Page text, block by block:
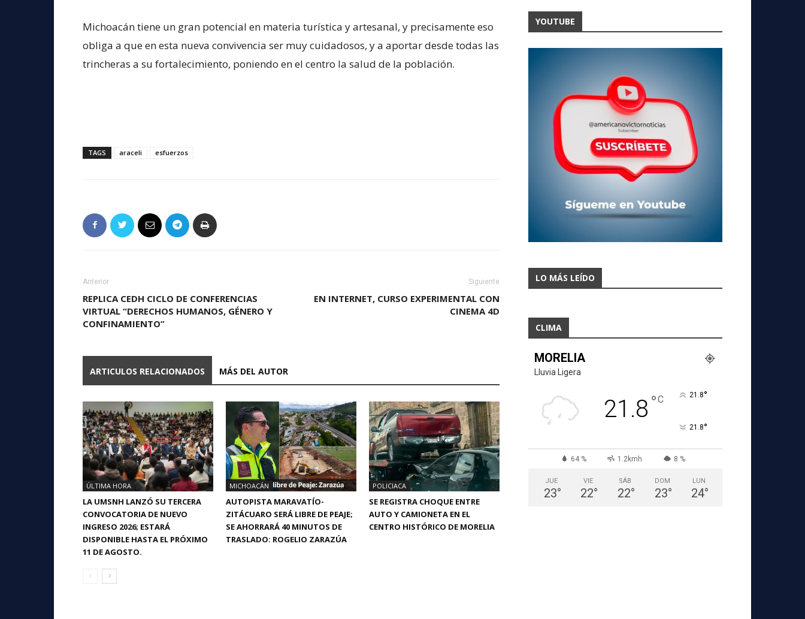
Michoacán tiene un gran potencial en materia turística y artesanal, y precisamente eso
obliga a que en esta nueva convivencia ser muy cuidadosos, y a aportar desde todas las
trincheras a su fortalecimiento, poniendo en el centro la salud de la población.
TAGS araceli esfuerzos
Anterior
REPLICA CEDH CICLO DE CONFERENCIAS
VIRTUAL “DERECHOS HUMANOS, GÉNERO Y
CONFINAMIENTO”
Siguiente
EN INTERNET, CURSO EXPERIMENTAL CON
CINEMA 4D
ARTICULOS RELACIONADOS MÁS DEL AUTOR
ÚLTIMA HORA
LA UMSNH LANZÓ SU TERCERA
CONVOCATORIA DE NUEVO
INGRESO 2026; ESTARÁ
DISPONIBLE HASTA EL PRÓXIMO
11 DE AGOSTO.
MICHOACÁN
AUTOPISTA MARAVATÍO-
ZITÁCUARO SERÁ LIBRE DE PEAJE;
SE AHORRARÁ 40 MINUTOS DE
TRASLADO: ROGELIO ZARAZÚA
POLICIACA
SE REGISTRA CHOQUE ENTRE
AUTO Y CAMIONETA EN EL
CENTRO HISTÓRICO DE MORELIA
YOUTUBE
LO MÁS LEÍDO
CLIMA
MORELIA
Lluvia Ligera
21.8 °C 21.8°
21.8°
64 % 1.2kmh 8 %
JUE
23°
VIE
22°
SÁB
22°
DOM
23°
LUN
24°